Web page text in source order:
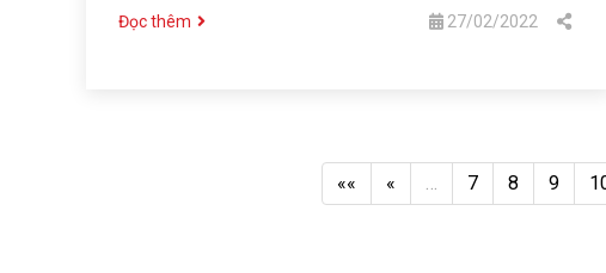
Đọc thêm 27/02/2022
«« « 7 8 9